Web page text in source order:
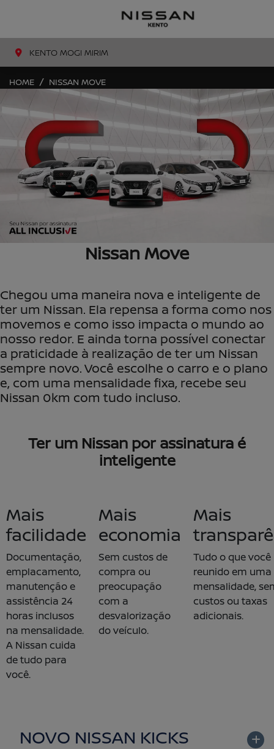
KENTO MOGI MIRIM
HOME NISSAN MOVE
Nissan Move
Chegou uma maneira nova e inteligente de
ter um Nissan. Ela repensa a forma como nos
movemos e como isso impacta o mundo ao
nosso redor. E ainda torna possível conectar
a praticidade à realização de ter um Nissan
sempre novo. Você escolhe o carro e o plano
e, com uma mensalidade fixa, recebe seu
Nissan 0km com tudo incluso.
Ter um Nissan por assinatura é
inteligente
Mais
facilidade
Documentação,
emplacamento,
manutenção e
assistência 24
horas inclusos
na mensalidade.
A Nissan cuida
de tudo para
você.
Mais
economia
Sem custos de
compra ou
preocupação
com a
desvalorização
do veículo.
Mais
Tudo o que
reunido em
mensalidade,
custos ou taxas
adicionais.
NOVO NISSAN KICKS